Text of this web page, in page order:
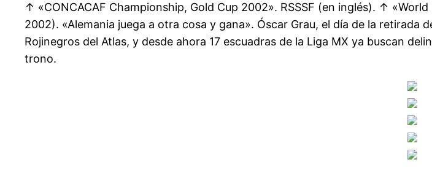
↑ «CONCACAF Championship, Gold Cup 2002». RSSSF (en inglés). ↑
2002). «Alemania juega a otra cosa y gana». Óscar Grau, el día de la
Rojinegros del Atlas, y desde ahora 17 escuadras de la Liga MX ya buscan
trono.